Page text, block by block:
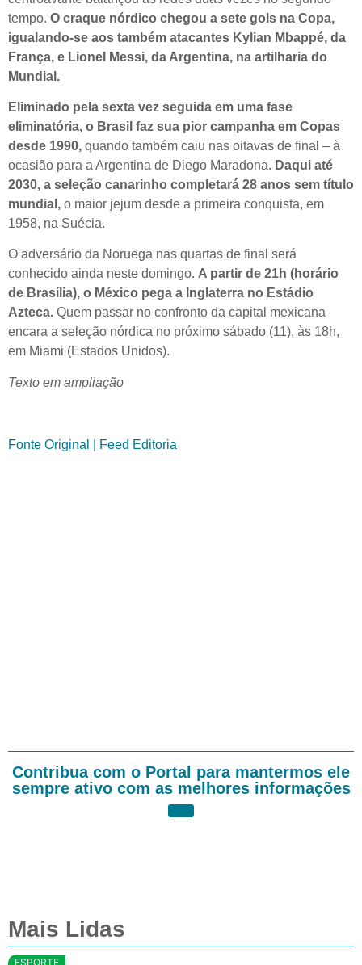
tempo. O craque nórdico chegou a sete gols na Copa,
igualando-se aos também atacantes Kylian Mbappé, da
França, e Lionel Messi, da Argentina, na artilharia do
Mundial.
Eliminado pela sexta vez seguida em uma fase
eliminatória, o Brasil faz sua pior campanha em Copas
desde 1990, quando também caiu nas oitavas de final – à
ocasião para a Argentina de Diego Maradona. Daqui até
2030, a seleção canarinho completará 28 anos sem título
mundial, o maior jejum desde a primeira conquista, em
1958, na Suécia.
O adversário da Noruega nas quartas de final será
conhecido ainda neste domingo. A partir de 21h (horário
de Brasília), o México pega a Inglaterra no Estádio
Azteca. Quem passar no confronto da capital mexicana
encara a seleção nórdica no próximo sábado (11), às 18h,
em Miami (Estados Unidos).
Texto em ampliação
Fonte Original | Feed Editoria
Contribua com o Portal para mantermos ele
sempre ativo com as melhores informações
Mais Lidas
ESPORTE